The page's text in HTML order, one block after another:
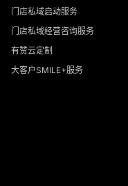
门店私域启动服务
门店私域经营咨询服务
有赞云定制
大客户SMILE+服务